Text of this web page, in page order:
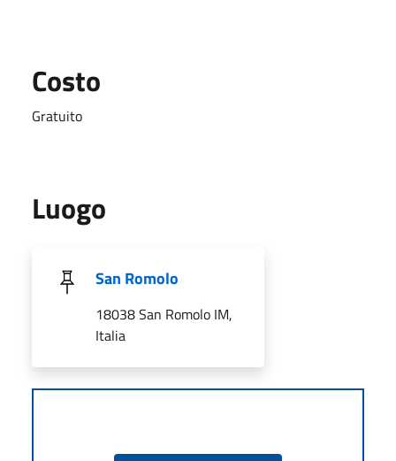
Costo
Gratuito
Luogo
San Romolo
18038 San Romolo IM,
Italia